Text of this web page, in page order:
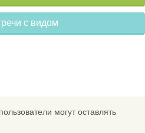
с видом
могут оставлять